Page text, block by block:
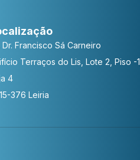
Dr. Francisco Sá Carneiro
Terraços do Lis, Lote 2, Piso -1,
4
376 Leiria